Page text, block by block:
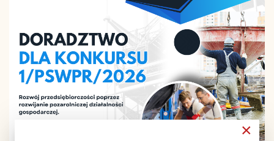
×